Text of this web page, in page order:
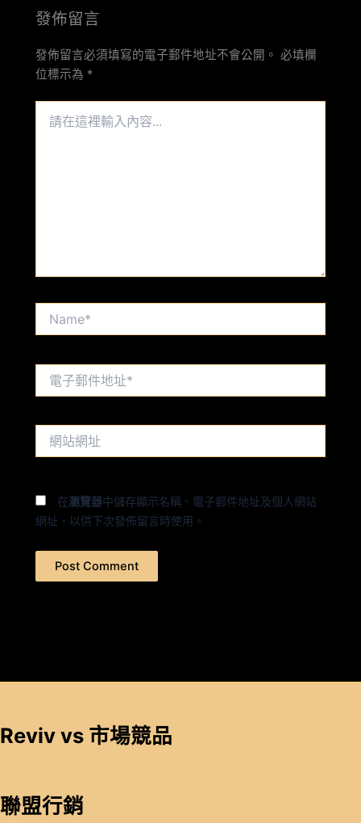
發佈留言
發佈留言必須填寫的電子郵件地址不會公開。 必填欄
位標示為 *
在瀏覽器中儲存顯示名稱、電子郵件地址及個人網站
網址，以供下次發佈留言時使用。
Reviv vs 市場競品
聯盟行銷